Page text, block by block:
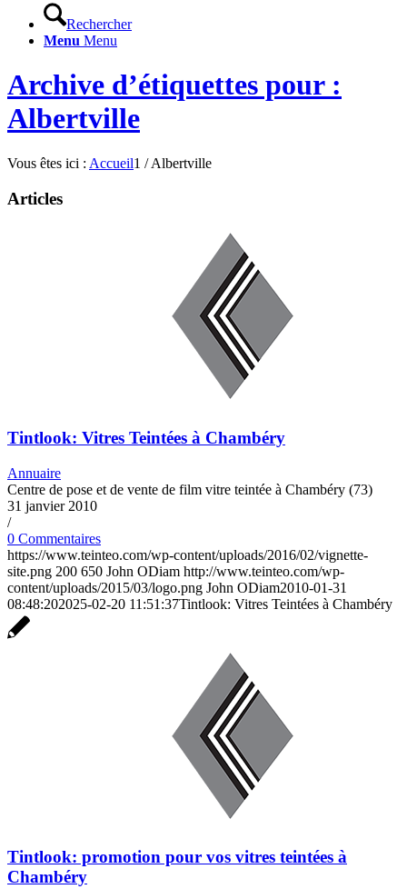
Rechercher
Menu Menu
Archive d’étiquettes pour :
Albertville
Vous êtes ici : Accueil1 / Albertville
Articles
Tintlook: Vitres Teintées à Chambéry
Annuaire
Centre de pose et de vente de film vitre teintée à Chambéry (73)
31 janvier 2010
/
0 Commentaires
https://www.teinteo.com/wp-content/uploads/2016/02/vignette-
site.png 200 650 John ODiam http://www.teinteo.com/wp-
content/uploads/2015/03/logo.png John ODiam2010-01-31
08:48:202025-02-20 11:51:37Tintlook: Vitres Teintées à Chambéry
Tintlook: promotion pour vos vitres teintées à
Chambéry